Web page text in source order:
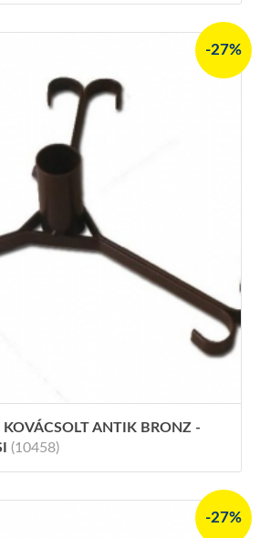
-27%
KOVÁCSOLT ANTIK BRONZ -
(10458)
-27%